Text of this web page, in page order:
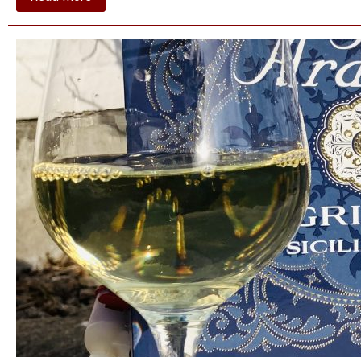
Weingut
Am
•
Nordheimer
SILVANER
trocken
2025
•
Franken